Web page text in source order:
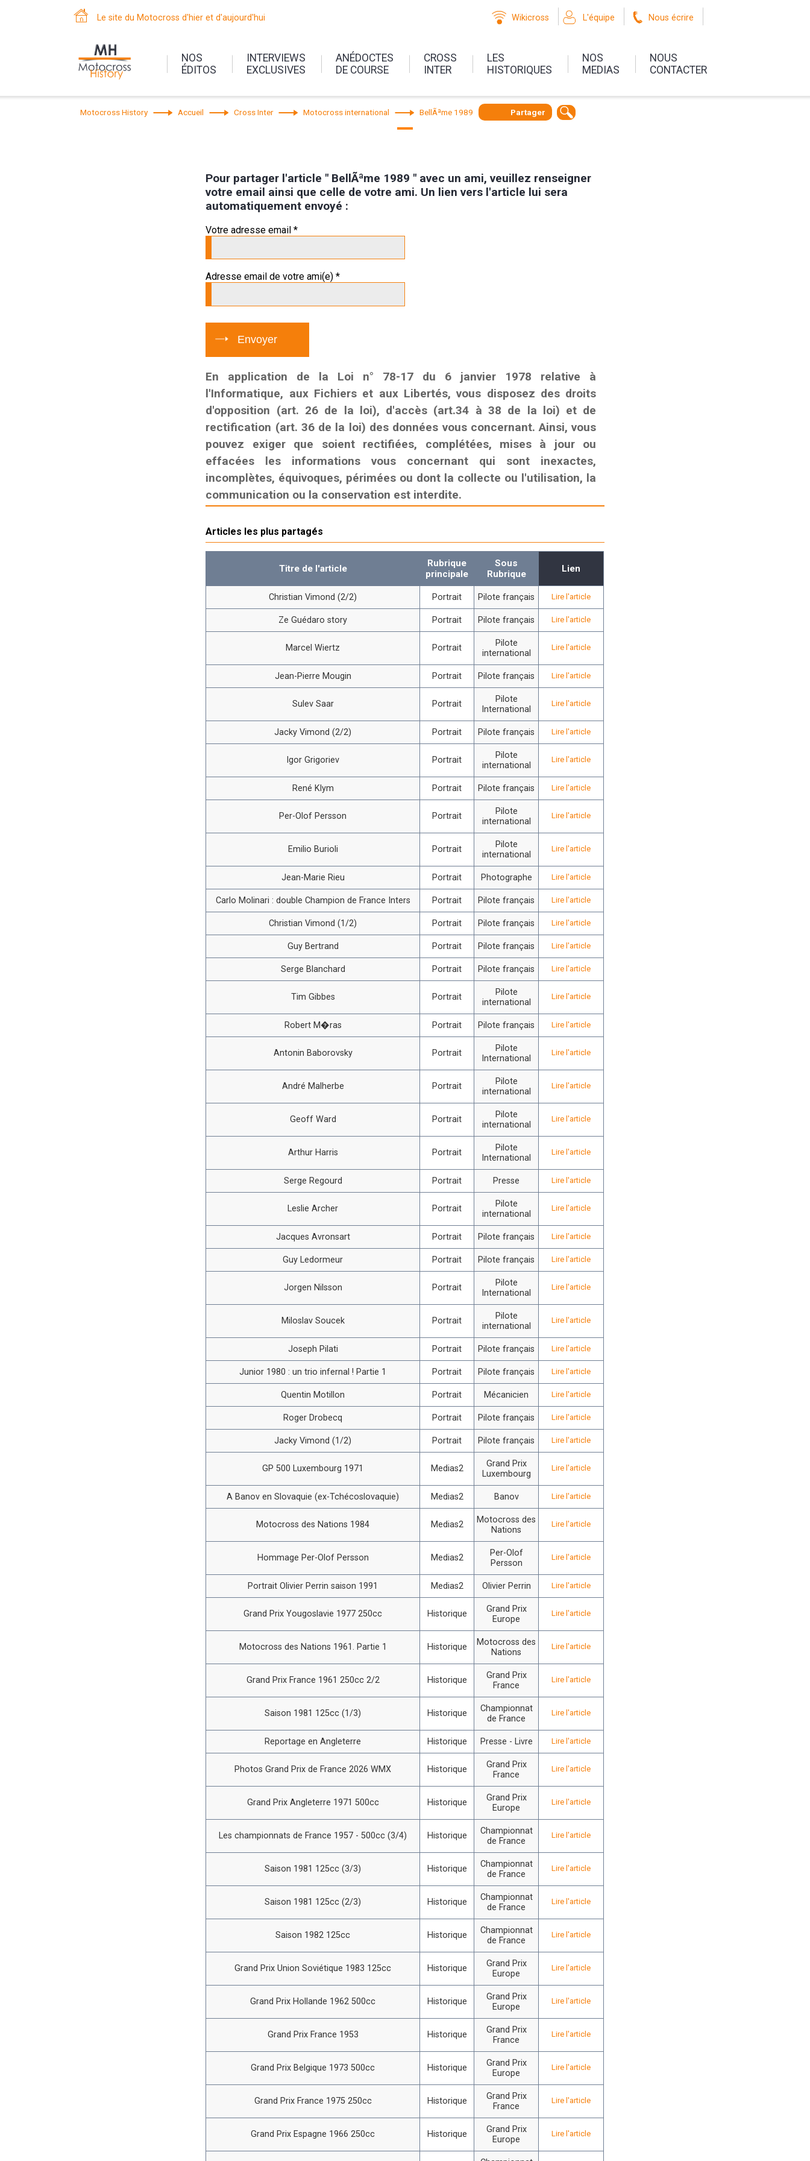
Le site du Motocross d'hier et d'aujourd'hui Wikicross L'équipe Nous écrire
NOS
ÉDITOS
INTERVIEWS
EXCLUSIVES
ANÉDOCTES
DE COURSE
CROSS
INTER
LES
HISTORIQUES
NOS
MEDIAS
NOUS
CONTACTER
Motocross History Accueil Cross Inter Motocross international BellÃªme 1989 Partager
Pour partager l'article " BellÃªme 1989 " avec un ami, veuillez renseigner
votre email ainsi que celle de votre ami. Un lien vers l'article lui sera
automatiquement envoyé :
Votre adresse email *
Adresse email de votre ami(e) *
En application de la Loi n° 78-17 du 6 janvier 1978 relative à
l'Informatique, aux Fichiers et aux Libertés, vous disposez des droits
d'opposition (art. 26 de la loi), d'accès (art.34 à 38 de la loi) et de
rectification (art. 36 de la loi) des données vous concernant. Ainsi, vous
pouvez exiger que soient rectifiées, complétées, mises à jour ou
effacées les informations vous concernant qui sont inexactes,
incomplètes, équivoques, périmées ou dont la collecte ou l'utilisation, la
communication ou la conservation est interdite.
Articles les plus partagés
Titre de l'article
Rubrique
principale
Sous
Rubrique
Lien
Christian Vimond (2/2) Portrait Pilote français Lire l'article
Ze Guédaro story Portrait Pilote français Lire l'article
Marcel Wiertz Portrait
Pilote
international
Lire l'article
Jean-Pierre Mougin Portrait Pilote français Lire l'article
Sulev Saar Portrait
Pilote
International
Lire l'article
Jacky Vimond (2/2) Portrait Pilote français Lire l'article
Igor Grigoriev Portrait
Pilote
international
Lire l'article
René Klym Portrait Pilote français Lire l'article
Per-Olof Persson Portrait
Pilote
international
Lire l'article
Emilio Burioli Portrait
Pilote
international
Lire l'article
Jean-Marie Rieu Portrait Photographe Lire l'article
Carlo Molinari : double Champion de France Inters Portrait Pilote français Lire l'article
Christian Vimond (1/2) Portrait Pilote français Lire l'article
Guy Bertrand Portrait Pilote français Lire l'article
Serge Blanchard Portrait Pilote français Lire l'article
Tim Gibbes Portrait
Pilote
international
Lire l'article
Robert M�ras Portrait Pilote français Lire l'article
Antonin Baborovsky Portrait
Pilote
International
Lire l'article
André Malherbe Portrait
Pilote
international
Lire l'article
Geoff Ward Portrait
Pilote
international
Lire l'article
Arthur Harris Portrait
Pilote
International
Lire l'article
Serge Regourd Portrait Presse Lire l'article
Leslie Archer Portrait
Pilote
international
Lire l'article
Jacques Avronsart Portrait Pilote français Lire l'article
Guy Ledormeur Portrait Pilote français Lire l'article
Jorgen Nilsson Portrait
Pilote
International
Lire l'article
Miloslav Soucek Portrait
Pilote
international
Lire l'article
Joseph Pilati Portrait Pilote français Lire l'article
Junior 1980 : un trio infernal ! Partie 1 Portrait Pilote français Lire l'article
Quentin Motillon Portrait Mécanicien Lire l'article
Roger Drobecq Portrait Pilote français Lire l'article
Jacky Vimond (1/2) Portrait Pilote français Lire l'article
GP 500 Luxembourg 1971 Medias2
Grand Prix
Luxembourg
Lire l'article
A Banov en Slovaquie (ex-Tchécoslovaquie) Medias2 Banov Lire l'article
Motocross des Nations 1984 Medias2
Motocross des
Nations
Lire l'article
Hommage Per-Olof Persson Medias2
Per-Olof
Persson
Lire l'article
Portrait Olivier Perrin saison 1991 Medias2 Olivier Perrin Lire l'article
Grand Prix Yougoslavie 1977 250cc Historique
Grand Prix
Europe
Lire l'article
Motocross des Nations 1961. Partie 1 Historique
Motocross des
Nations
Lire l'article
Grand Prix France 1961 250cc 2/2 Historique
Grand Prix
France
Lire l'article
Saison 1981 125cc (1/3) Historique
Championnat
de France
Lire l'article
Reportage en Angleterre Historique Presse - Livre Lire l'article
Photos Grand Prix de France 2026 WMX Historique
Grand Prix
France
Lire l'article
Grand Prix Angleterre 1971 500cc Historique
Grand Prix
Europe
Lire l'article
Les championnats de France 1957 - 500cc (3/4) Historique
Championnat
de France
Lire l'article
Saison 1981 125cc (3/3) Historique
Championnat
de France
Lire l'article
Saison 1981 125cc (2/3) Historique
Championnat
de France
Lire l'article
Saison 1982 125cc Historique
Championnat
de France
Lire l'article
Grand Prix Union Soviétique 1983 125cc Historique
Grand Prix
Europe
Lire l'article
Grand Prix Hollande 1962 500cc Historique
Grand Prix
Europe
Lire l'article
Grand Prix France 1953 Historique
Grand Prix
France
Lire l'article
Grand Prix Belgique 1973 500cc Historique
Grand Prix
Europe
Lire l'article
Grand Prix France 1975 250cc Historique
Grand Prix
France
Lire l'article
Grand Prix Espagne 1966 250cc Historique
Grand Prix
Europe
Lire l'article